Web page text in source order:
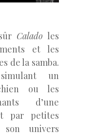
Calado les
et les
de la samba.
simulant un
ou les
d’une
par petites
son univers